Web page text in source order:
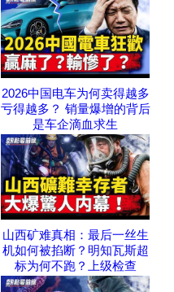
2026中国电车为何卖得越多
亏得越多？ 销量爆增的背后
是车企滴血求生
山西矿难真相：最后一丝生
机如何被掐断？明知瓦斯超
标为何不跑？上级检查